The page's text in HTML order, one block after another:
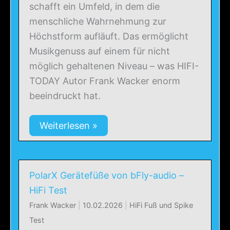
schafft ein Umfeld, in dem die
menschliche Wahrnehmung zur
Höchstform aufläuft. Das ermöglicht
Musikgenuss auf einem für nicht
möglich gehaltenen Niveau – was HIFI-
TODAY Autor Frank Wacker enorm
beeindruckt hat.
Weiterlesen »
PolarX Gerätefüße von bFly-audio –
HiFi Test
Frank Wacker 10.02.2026
HiFi Fuß und Spike
Test